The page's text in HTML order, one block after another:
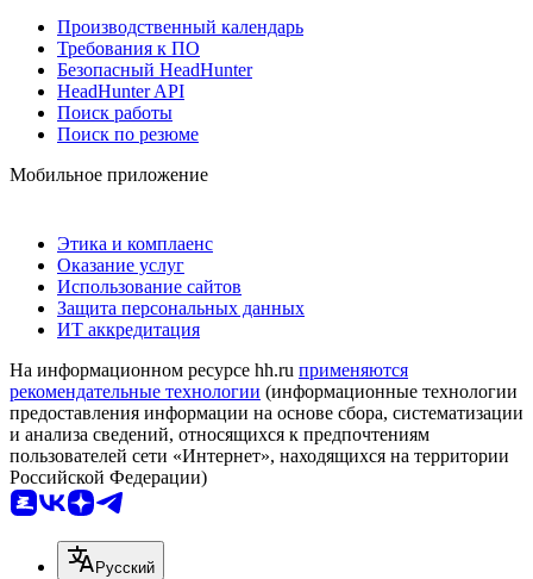
Производственный календарь
Требования к ПО
Безопасный HeadHunter
HeadHunter API
Поиск работы
Поиск по резюме
Мобильное приложение
Этика и комплаенс
Оказание услуг
Использование сайтов
Защита персональных данных
ИТ аккредитация
На информационном ресурсе hh.ru применяются
рекомендательные технологии (информационные технологии
предоставления информации на основе сбора, систематизации
и анализа сведений, относящихся к предпочтениям
пользователей сети «Интернет», находящихся на территории
Российской Федерации)
Русский